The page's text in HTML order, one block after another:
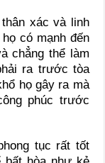
xác và linh
có mạnh đến
chẳng thể làm
ra trước tòa
họ gây ra mà
phúc trước
tục rất tốt